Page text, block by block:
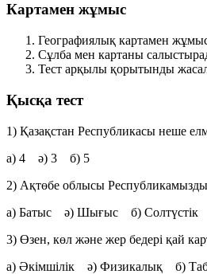
Картамен жұмыс
Географиялық картамен
Сұлба мен картаны
Тест арқылы қорытынды
Қысқа тест
1) Қазақстан Республикасы неше
а) 4 ә) 3 б) 5
2) Ақтөбе облысы
а) Батыс ә) Шығыс б) Солтүстік
3) Өзен, көл және жер бедері қай
а) Әкімшілік ә) Физикалық б)